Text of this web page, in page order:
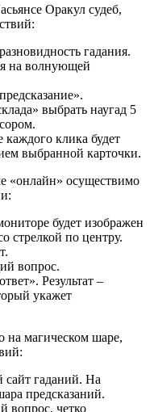
Оракул судеб,
гадания.
на волнующей
выбрать наугад 5
клика будет
выбранной карточки.
«онлайн» осуществимо
будет изображен
стрелкой по центру.
вопрос.
Результат –
укажет
на магическом шаре,
сайт гаданий. На
предсказаний.
вопрос, четко